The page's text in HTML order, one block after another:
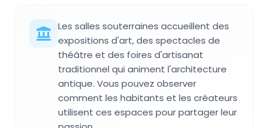
Les salles souterraines accueillent des
expositions d'art, des spectacles de
théâtre et des foires d'artisanat
traditionnel qui animent l'architecture
antique. Vous pouvez observer
comment les habitants et les créateurs
utilisent ces espaces pour partager leur